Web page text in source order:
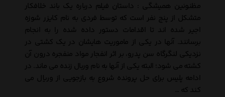
مظنونین همیشگی : داستان فیلم درباره یک باند خلافکار
متشکل از پنج نفر است که توسط فردی به نام کایزر شوزه
اجیر شده اند تا اقدامات دستور داده شده را به انجام
برسانند. آنها در یکی از ماموریت هایشان در یک کشتی در
نزدیکی لنگرگاه سن پدرو، بر اثر انفجار مواد منفجره درون آن
کشته می شود؛ البته یکی از آنها به نام وربال زنده می ماند. در
ادامه پلیس برای حل پرونده شروع به بازجویی از وریال می
کند که …